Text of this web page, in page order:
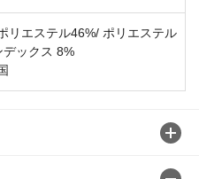
リエステル46%/ ポリエステル
ックス 8%